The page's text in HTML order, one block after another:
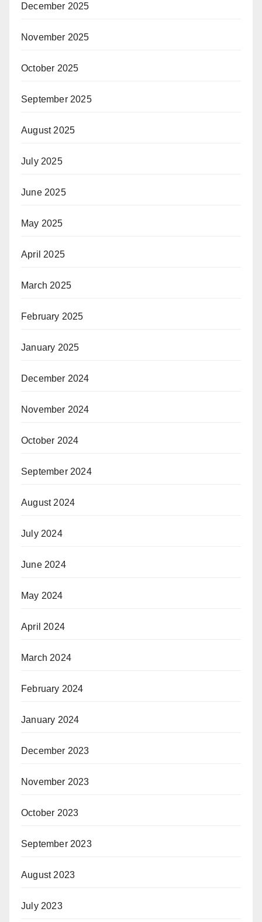
December 2025
November 2025
October 2025
September 2025
August 2025
July 2025
June 2025
May 2025
April 2025
March 2025
February 2025
January 2025
December 2024
November 2024
October 2024
September 2024
August 2024
July 2024
June 2024
May 2024
April 2024
March 2024
February 2024
January 2024
December 2023
November 2023
October 2023
September 2023
August 2023
July 2023